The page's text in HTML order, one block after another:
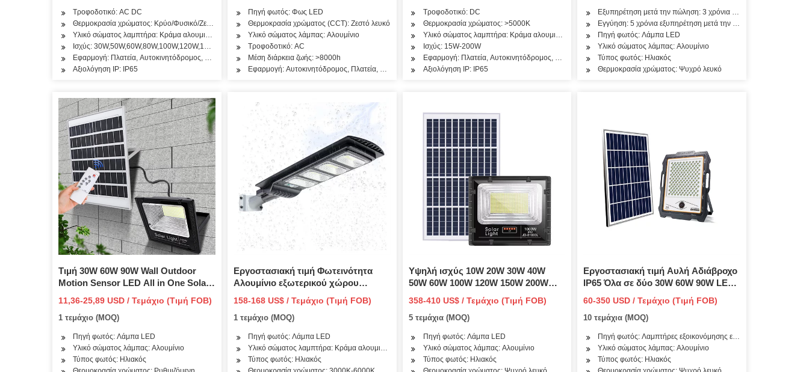
Τροφοδοτικό: AC DC
Θερμοκρασία χρώματος: Κρύο/Φυσικό/Ζεστό
Υλικό σώματος λαμπτήρα: Κράμα αλουμινίου
Ισχύς: 30W,50W,60W,80W,100W,120W,150W,180W,200W,240W
Εφαρμογή: Πλατεία, Αυτοκινητόδρομος, Κήπος
Αξιολόγηση IP: IP65
Πηγή φωτός: Φως LED
Θερμοκρασία χρώματος (CCT): Ζεστό λευκό
Υλικό σώματος λάμπας: Αλουμίνιο
Τροφοδοτικό: AC
Μέση διάρκεια ζωής: >8000h
Εφαρμογή: Αυτοκινητόδρομος, Πλατεία, Κήπος
Τροφοδοτικό: DC
Θερμοκρασία χρώματος: >5000K
Υλικό σώματος λαμπτήρα: Κράμα αλουμινίου
Ισχύς: 15W-200W
Εφαρμογή: Πλατεία, Αυτοκινητόδρομος, Κήπος
Αξιολόγηση IP: IP65
Street Light
Εξυπηρέτηση μετά την πώληση: 3 χρόνια εξυπηρέτηση μετά την
Εγγύηση: 5 χρόνια εξυπηρέτηση μετά την πώληση
Πηγή φωτός: Λάμπα LED
Υλικό σώματος λάμπας: Αλουμίνιο
Τύπος φωτός: Ηλιακός
Θερμοκρασία χρώματος: Ψυχρό λευκό
Τιμή 30W 60W 90W Wall Outdoor
Motion Sensor LED All in One Solar
Street Light with Remote Control
11,36-25,89 USD / Τεμάχιο (Τιμή FOB)
1 τεμάχιο (MOQ)
Πηγή φωτός: Λάμπα LED
Υλικό σώματος λάμπας: Αλουμίνιο
Τύπος φωτός: Ηλιακός
Εργοστασιακή τιμή Φωτεινότητα
Αλουμίνιο εξωτερικού χώρου
Αδιάβροχο IP65 30W 50W Ηλιακό
φως δρόμου LED
158-168 US$ / Τεμάχιο (Τιμή FOB)
1 τεμάχιο (MOQ)
Πηγή φωτός: Λάμπα LED
Υλικό σώματος λαμπτήρα: Κράμα αλουμινίου
Τύπος φωτός: Ηλιακός
Υψηλή ισχύς 10W 20W 30W 40W
50W 60W 100W 120W 150W 200W
300W Εξωτερική Αδιάβροχη IP65
Λάμπα LED Τιμοκατάλογος Solar
Light Street
358-410 US$ / Τεμάχιο (Τιμή FOB)
5 τεμάχια (MOQ)
Πηγή φωτός: Λάμπα LED
Υλικό σώματος λάμπας: Αλουμίνιο
Τύπος φωτός: Ηλιακός
Εργοστασιακή τιμή Αυλή Αδιάβροχο
IP65 Όλα σε δύο 30W 60W 90W LED
ηλιακό φως δρόμου
60-350 USD / Τεμάχιο (Τιμή FOB)
10 τεμάχια (MOQ)
Πηγή φωτός: Λαμπτήρες εξοικονόμησης ενέργειας
Υλικό σώματος λάμπας: Αλουμίνιο
Τύπος φωτός: Ηλιακός